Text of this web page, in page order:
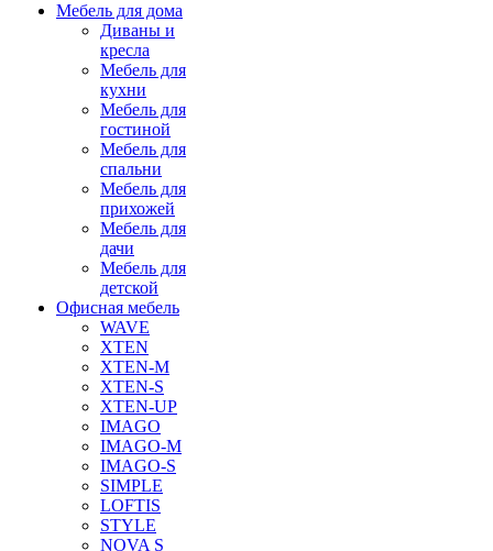
Мебель для дома
Диваны и
кресла
Мебель для
кухни
Мебель для
гостиной
Мебель для
спальни
Мебель для
прихожей
Мебель для
дачи
Мебель для
детской
Офисная мебель
WAVE
XTEN
XTEN-M
XTEN-S
XTEN-UP
IMAGO
IMAGO-M
IMAGO-S
SIMPLE
LOFTIS
STYLE
NOVA S